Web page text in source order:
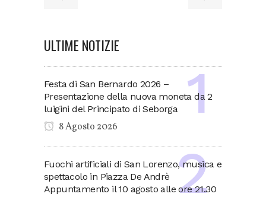
ULTIME NOTIZIE
Festa di San Bernardo 2026 –
Presentazione della nuova moneta da 2
luigini del Principato di Seborga
8 Agosto 2026
Fuochi artificiali di San Lorenzo, musica e
spettacolo in Piazza De Andrè
Appuntamento il 10 agosto alle ore 21.30